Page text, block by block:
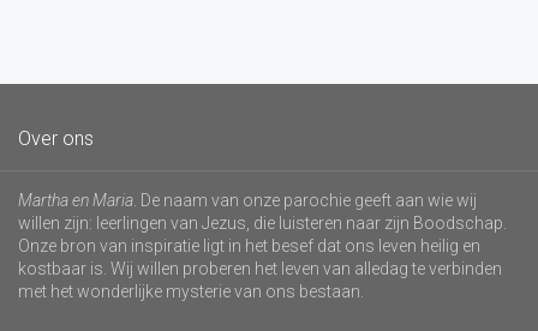
Over ons
Martha en Maria . De naam van onze parochie geeft aan wie wij
willen zijn: leerlingen van Jezus, die luisteren naar zijn Boodschap.
Onze bron van inspiratie ligt in het besef dat ons leven heilig en
kostbaar is. Wij willen proberen het leven van alledag te verbinden
met het wonderlijke mysterie van ons bestaan.